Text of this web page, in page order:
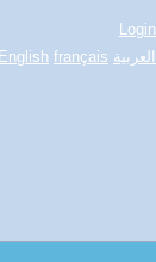
Login
English français العربية